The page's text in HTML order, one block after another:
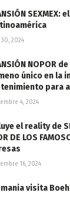
2024
NOPOR
único en la
para
4, 2024
el reality de
DE LOS
16, 2024
visita